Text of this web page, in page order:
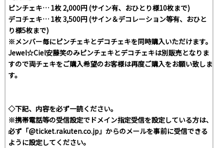
ピンチェキ… 1枚 2,000円 (サイン有、おひとり様10枚まで)
デコチェキ… 1枚 3,500円 (サイン＆デコレーション等有、おひと
り様5枚まで)
※メンバー毎にピンチェキとデコチェキを同時購入いただけます。
Jewel☆Ciel安藤笑のみピンチェキとデコチェキは別販売となりま
すので両チェキをご購入希望のお客様は再度ご購入をお願い致しま
す。
◇下記、内容を必ず一読ください。
※携帯電話等の受信設定でドメイン指定受信を設定している方は、
必ず「@ticket.rakuten.co.jp」からのメールを事前に受信できる
ように設定してください。